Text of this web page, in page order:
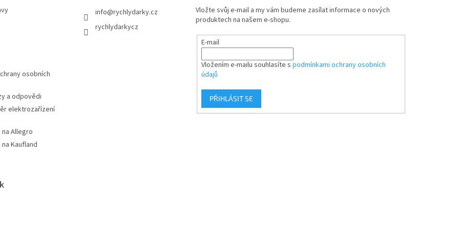
osobních
a odpovědi
elektrozařízení
Allegro
Kaufland
info@rychlydarky.cz
rychlydarkycz
Vložte svůj e-mail a my vám budeme zasílat informace o nových
produktech na našem e-shopu.
E-mail
Vložením e-mailu souhlasíte spodmínkami ochrany osobních
údajů
PŘIHLÁSIT SE